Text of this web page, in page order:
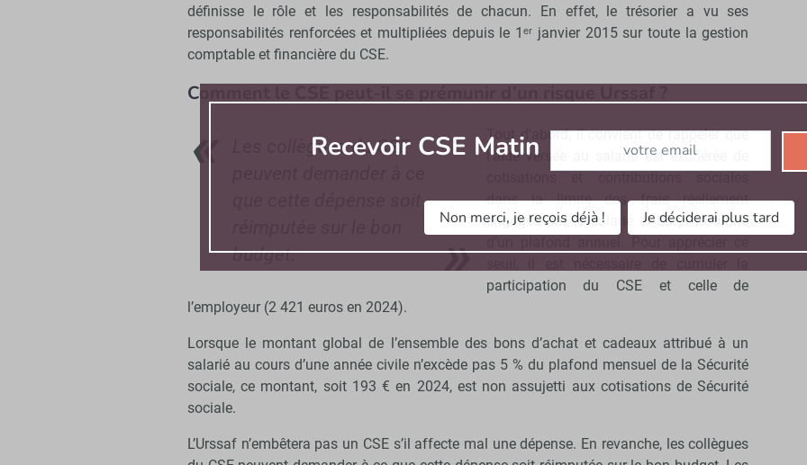
définisse le rôle et les responsabilités de chacun. En effet, le trésorier a vu ses
responsabilités renforcées et multipliées depuis le 1ᵉʳ janvier 2015 sur toute la gestion
comptable et financière du CSE.
Comment le CSE peut-il se prémunir d’un risque Urssaf ?
Les collègues du CSE
budget.
Tout d’abord, il convient de rappeler que
l’aide versée au salarié est exonérée de
dans la limite des frais réellement
engagés par le salarié et dans la limite
participation du CSE et celle de
l’employeur (2 421 euros en 2024).
Lorsque le montant global de l’ensemble des bons d’achat et cadeaux attribué à un
salarié au cours d’une année civile n’excède pas 5 % du plafond mensuel de la Sécurité
sociale, ce montant, soit 193 € en 2024, est non assujetti aux cotisations de Sécurité
sociale.
L’Urssaf n’embêtera pas un CSE s’il affecte mal une dépense. En revanche, les collègues
Recevoir CSE Matin Abonnez-vous à notre newsletter
Non merci, je reçois déjà ! Je déciderai plus tard